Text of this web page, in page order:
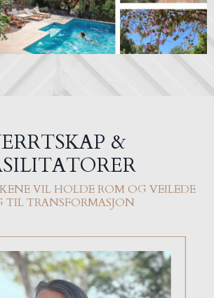
&
VIL HOLDE ROM OG VEILEDE
TIL TRANSFORMASJON